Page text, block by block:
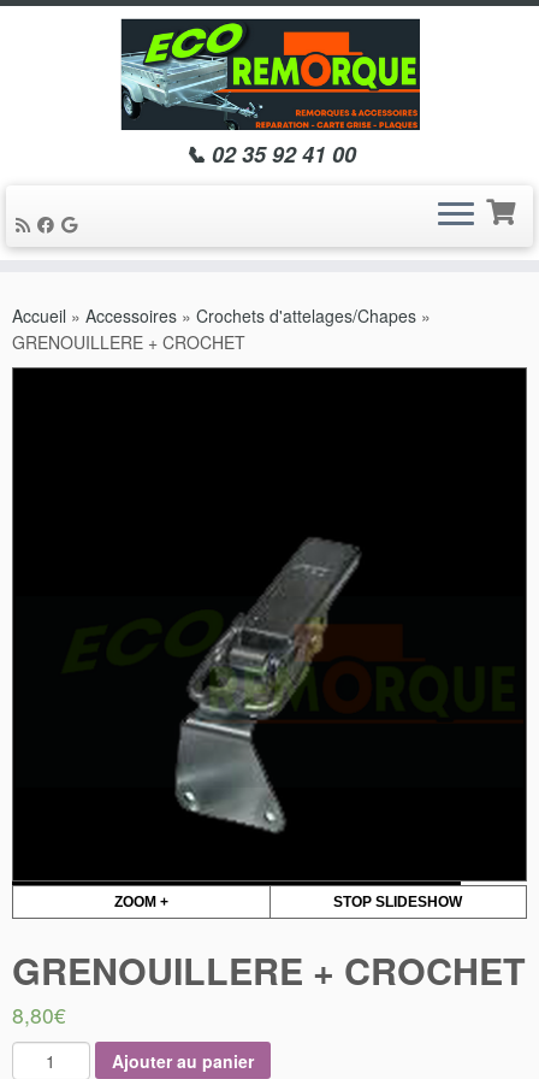
au
contenu
📞 02 35 92 41 00
Accueil » Accessoires » Crochets d'attelages/Chapes »
GRENOUILLERE + CROCHET
ZOOM + STOP SLIDESHOW
GRENOUILLERE + CROCHET
8,80€
Ajouter au panier